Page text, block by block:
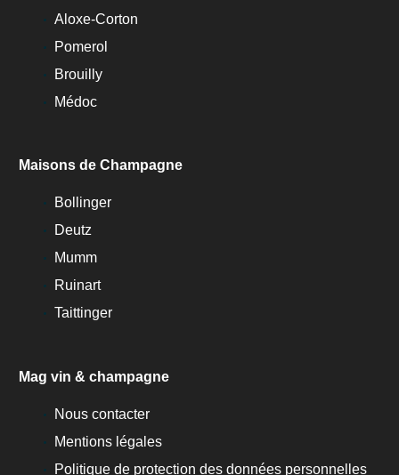
Aloxe-Corton
Pomerol
Brouilly
Médoc
Maisons de Champagne
Bollinger
Deutz
Mumm
Ruinart
Taittinger
Mag vin & champagne
Nous contacter
Mentions légales
Politique de protection des données personnelles